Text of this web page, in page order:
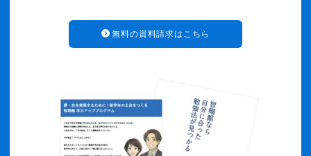
無料の資料請求はこちら